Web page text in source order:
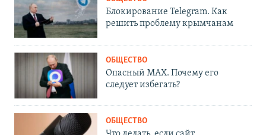
Блокирование Telegram. Как
решить проблему крымчанам
ОБЩЕСТВО
Опасный MAX. Почему его
следует избегать?
ОБЩЕСТВО